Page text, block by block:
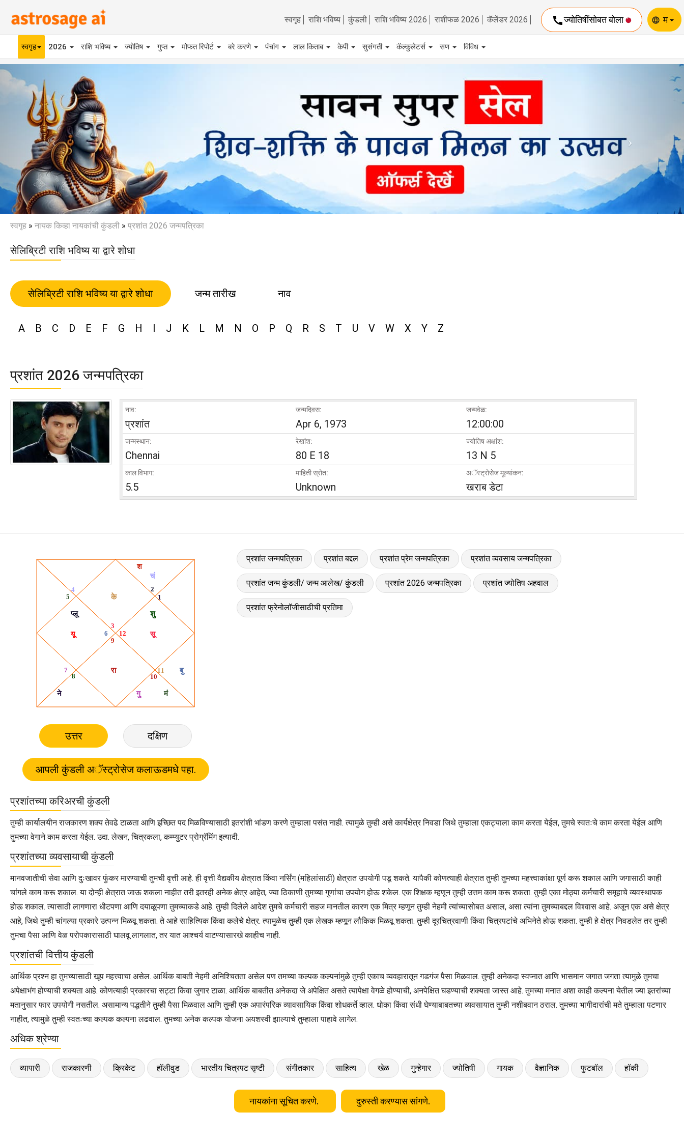
स्वगृह राशि भविष्य कुंडली राशि भविष्य 2026 राशीफळ 2026 कॅलेंडर 2026 callज्योतिषींसोबत बोला language म
स्वगृह 2026 राशि भविष्य ज्योतिष गुप्त मोफत रिपोर्ट बरे करणे पंचांग लाल किताब केपी सुसंगती कॅल्कुलेटर्स सण विविध
Previous
स्वगृह » नायक किव्हा नायकांची कुंडली » प्रशांत 2026 जन्मपत्रिका
सेलिब्रिटी राशि भविष्य या द्वारे शोधा
सेलिब्रिटी राशि भविष्य या द्वारे शोधा जन्म तारीख नाव
A B C D E F G H I J K L M N O P Q R S T U V W X Y Z
प्रशांत 2026 जन्मपत्रिका
नाव:
प्रशांत
जन्मदिवस:
Apr 6, 1973
जन्मवेळ:
12:00:00
जन्मस्थान:
Chennai
रेखांश:
80 E 18
ज्योतिष अक्षांश:
13 N 5
काल विभाग:
5.5
माहिती स्रोत:
Unknown
अॅस्ट्रोसेज मूल्यांकन:
खराब डेटा
उत्तर दक्षिण
प्रशांत जन्मपत्रिका प्रशांत बद्दल प्रशांत प्रेम जन्मपत्रिका प्रशांत व्यवसाय जन्मपत्रिका
प्रशांत जन्म कुंडली/ जन्म आलेख/ कुंडली प्रशांत 2026 जन्मपत्रिका प्रशांत ज्योतिष अहवाल
प्रशांत फ्रेनोलॉजीसाठीची प्रतिमा
प्रशांतच्या करिअरची कुंडली
तुम्ही कार्यालयीन राजकारण शक्य तेवढे टाळता आणि इच्छित पद मिळविण्यासाठी इतरांशी भांडण करणे तुम्हाला पसंत नाही. त्यामुळे तुम्ही असे कार्यक्षेत्र निवडा जिथे तुम्हाला एकट्याला काम करता येईल, तुमचे स्वतःचे काम करता येईल आणि
तुमच्या वेगाने काम करता येईल. उदा. लेखन, चित्रकला, कम्प्युटर प्रोग्रॅमिंग इत्यादी.
प्रशांतच्या व्यवसायाची कुंडली
मानवजातीची सेवा आणि दुःखावर फुंकर मारण्याची तुमची वृत्ती आहे. ही वृत्ती वैद्यकीय क्षेत्रात किंवा नर्सिंग (महिलांसाठी) क्षेत्रात उपयोगी पडू शकते. यापैकी कोणत्याही क्षेत्रात तुम्ही तुमच्या महत्त्वाकांक्षा पूर्ण करू शकाल आणि जगासाठी काही
चांगले काम करू शकाल. या दोन्ही क्षेत्रात जाऊ शकला नाहीत तरी इतरही अनेक क्षेत्र आहेत, ज्या ठिकाणी तुमच्या गुणांचा उपयोग होऊ शकेल. एक शिक्षक म्हणून तुम्ही उत्तम काम करू शकता. तुम्ही एका मोठ्या कर्मचारी समूहाचे व्यवस्थापक
होऊ शकाल. त्यासाठी लागणारा धीटपणा आणि दयाळूपणा तुमच्याकडे आहे. तुम्ही दिलेले आदेश तुमचे कर्मचारी सहज मानतील कारण एक मित्र म्हणून तुम्ही नेहमी त्यांच्यासोबत असाल, असा त्यांना तुमच्याबद्दल विश्वास आहे. अजून एक असे क्षेत्र
आहे, जिथे तुम्ही चांगल्या प्रकारे उत्पन्न मिळवू शकता. ते आहे साहित्यिक किंवा कलेचे क्षेत्र. त्यामुळेच तुम्ही एक लेखक म्हणून लौकिक मिळवू शकता. तुम्ही दूरचित्रवाणी किंवा चित्रपटांचे अभिनेते होऊ शकता. तुम्ही हे क्षेत्र निवडलेत तर तुम्ही
तुमचा पैसा आणि वेळ परोपकारासाठी घालवू लागलात, तर यात आश्चर्य वाटण्यासारखे काहीच नाही.
प्रशांतची वित्तीय कुंडली
आर्थिक प्रश्न हा तुमच्यासाठी खूप महत्त्वाचा असेल. आर्थिक बाबती नेहमी अनिश्चितता असेल पण तमच्या कल्पक कल्पनांमुळे तुम्ही एकाच व्यवहारातून गडगंज पैसा मिळवाल. तुम्ही अनेकदा स्वप्नात आणि भासमान जगात जगता त्यामुळे तुमचा
अपेक्षाभंग होण्याची शक्यता आहे. कोणत्याही प्रकारचा सट्टा किंवा जुगार टाळा. आर्थिक बाबतीत अनेकदा जे अपेक्षित असते त्यापेक्षा वेगळे होण्याची, अनपेक्षित घडण्याची शक्यता जास्त आहे. तुमच्या मनात अशा काही कल्पना येतील ज्या इतरांच्या
मतानुसार फार उपयोगी नसतील. असामान्य पद्धतीने तुम्ही पैसा मिळवाल आणि तुम्ही एक अपारंपरिक व्यावसायिक किंवा शोधकर्ते व्हाल. धोका किंवा संधी घेण्याबाबतच्या व्यवसायात तुम्ही नशीबवान ठराल. तुमच्या भागीदारांची मते तुम्हाला पटणार
नाहीत, त्यामुळे तुम्ही स्वतःच्या कल्पक कल्पना लढवाल. तुमच्या अनेक कल्पक योजना अयशस्वी झाल्याचे तुम्हाला पाहावे लागेल.
अधिक श्रेण्या
व्यापारी राजकारणी क्रिकेट हॉलीवुड भारतीय चित्रपट सृष्टी संगीतकार साहित्य खेळ गुन्हेगार ज्योतिषी गायक वैज्ञानिक फुटबॉल हॉकी
नायकांना सूचित करणे. दुरुस्ती करण्यास सांगणे.